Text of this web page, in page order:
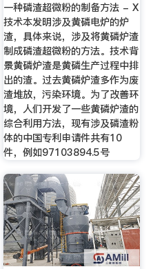
一种磷渣超微粉的制备方法 - X
技术本发明涉及黄磷电炉的炉
渣，具体来说，涉及将黄磷炉渣
制成磷渣超微粉的方法。技术背
景黄磷炉渣是黄磷生产过程中排
出的渣。过去黄磷炉渣多作为废
渣堆放，污染环境。为了改善环
境，人们开发了一些黄磷炉渣的
综合利用方法，现有涉及磷渣粉
体的中国专利申请件共有10
件，例如97103894.5号